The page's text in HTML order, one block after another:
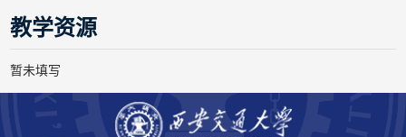
教学资源
暂未填写